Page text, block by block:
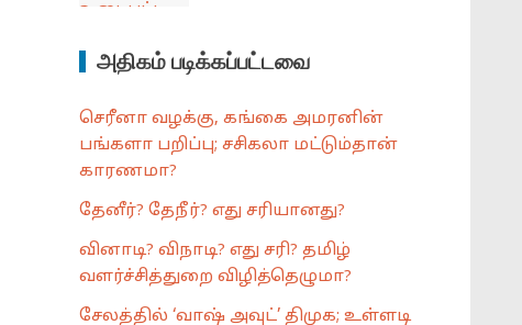
அதிகம் படிக்கப்பட்டவை
செரீனா வழக்கு, கங்கை அமரனின்
பங்களா பறிப்பு; சசிகலா மட்டும்தான்
காரணமா?
தேனீர்? தேநீர்? எது சரியானது?
வினாடி? விநாடி? எது சரி? தமிழ்
வளர்ச்சித்துறை விழித்தெழுமா?
சேலத்தில் ‘வாஷ் அவுட்’ திமுக; உள்ளடி